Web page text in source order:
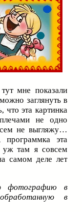
мне показали
заглянуть в
что эта картинка
не одно
не выгляжу…
программка эта
уж там я совсем
самом деле лет
фотографию в
в